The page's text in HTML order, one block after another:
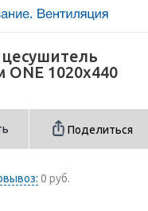
1020x440
Поделиться
0 руб.